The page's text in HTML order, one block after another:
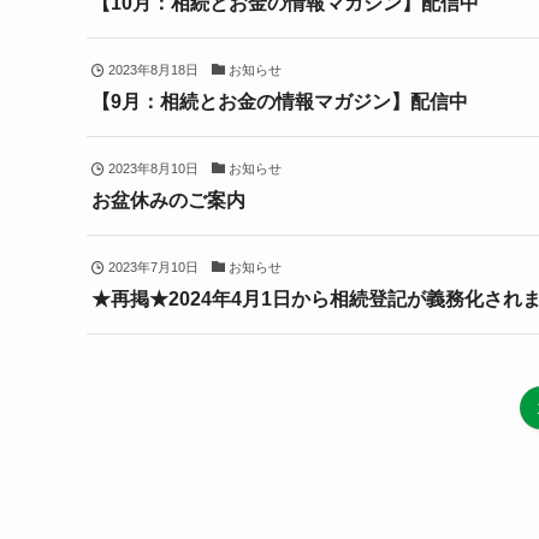
2023年8月18日 お知らせ
【9月：相続とお金の情報マガジン】配信中
2023年8月10日 お知らせ
お盆休みのご案内
2023年7月10日 お知らせ
★再掲★2024年4月1日から相続登記が義務化され